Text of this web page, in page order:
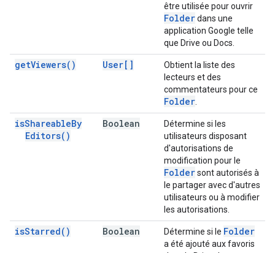
être utilisée pour ouvrir
Folderdans une
application Google telle
que Drive ou Docs.
getViewers( ) User[]
Obtient la liste des
lecteurs et des
commentateurs pour ce
Folder
isShareableBy
Editors( )
Boolean
Détermine si les
utilisateurs disposant
d'autorisations de
modification pour le
Foldersont autorisés à
le partager avec d'autres
utilisateurs ou à modifier
les autorisations.
isStarred( ) Boolean Détermine si le Folder
a été ajouté aux favoris